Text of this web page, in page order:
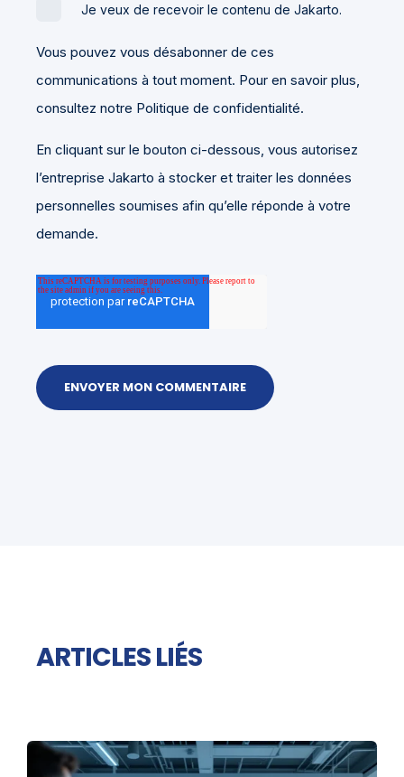
Je veux de recevoir le contenu de Jakarto.
Vous pouvez vous désabonner de ces
communications à tout moment. Pour en savoir plus,
consultez notre Politique de confidentialité.
En cliquant sur le bouton ci-dessous, vous autorisez
l’entreprise Jakarto à stocker et traiter les données
personnelles soumises afin qu’elle réponde à votre
demande.
ARTICLES LIÉS